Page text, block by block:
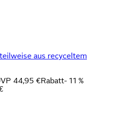
aus recyceltem
44,95 €Rabatt- 11 %